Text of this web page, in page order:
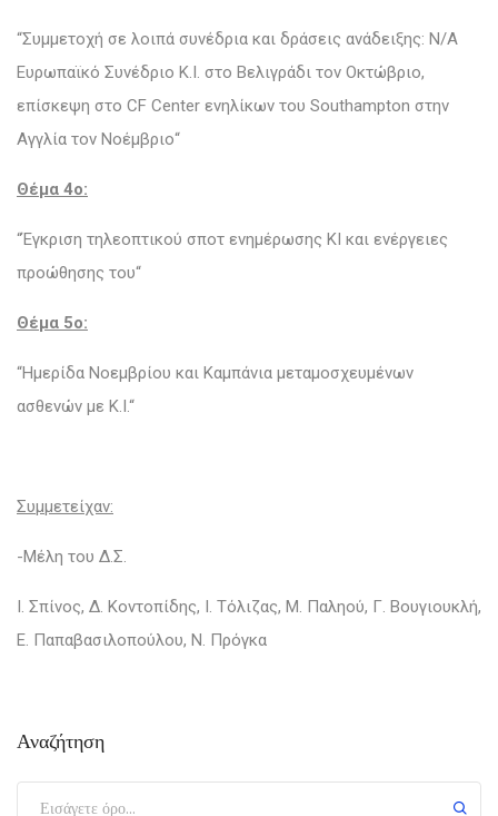
“Συμμετοχή σε λοιπά συνέδρια και δράσεις ανάδειξης: Ν/Α
Ευρωπαϊκό Συνέδριο Κ.Ι. στο Βελιγράδι τον Οκτώβριο,
επίσκεψη στο CF Center ενηλίκων του Southampton στην
Αγγλία τον Νοέμβριο“
Θέμα 4o:
“Έγκριση τηλεοπτικού σποτ ενημέρωσης ΚΙ και ενέργειες
προώθησης του“
Θέμα 5o:
“Ημερίδα Νοεμβρίου και Καμπάνια μεταμοσχευμένων
ασθενών με Κ.Ι.“
Συμμετείχαν:
-Μέλη του Δ.Σ.
Ι. Σπίνος, Δ. Κοντοπίδης, Ι. Τόλιζας, Μ. Παληού, Γ. Βουγιουκλή,
Ε. Παπαβασιλοπούλου, Ν. Πρόγκα
Αναζήτηση